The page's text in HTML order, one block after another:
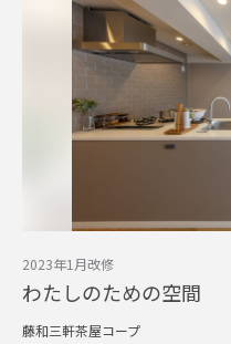
2023年1月改修
わたしのための空間
藤和三軒茶屋コープ